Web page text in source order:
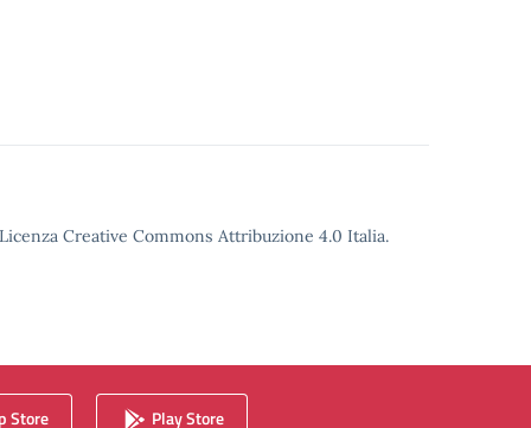
Creative Commons Attribuzione 4.0 Italia.
Store Play Store